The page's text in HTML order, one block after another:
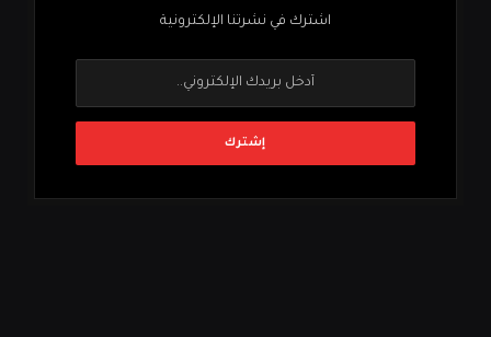
اشترك في نشرتنا الإلكترونية